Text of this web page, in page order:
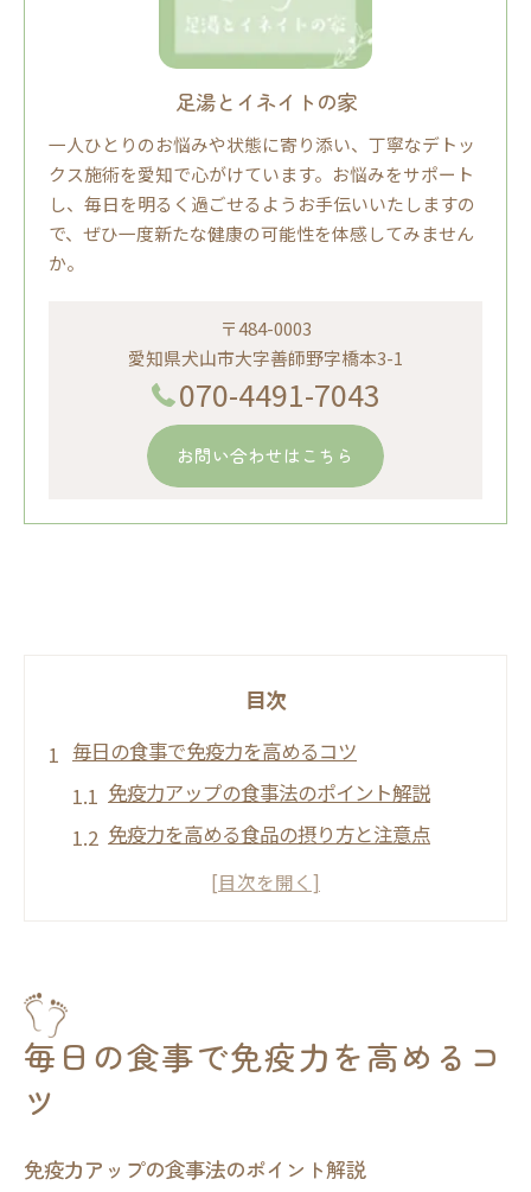
足湯とイネイトの家
一人ひとりのお悩みや状態に寄り添い、丁寧なデトッ
クス施術を愛知で心がけています。お悩みをサポート
し、毎日を明るく過ごせるようお手伝いいたしますの
で、ぜひ一度新たな健康の可能性を体感してみません
か。
〒484-0003
愛知県犬山市大字善師野字橋本3-1
070-4491-7043
お問い合わせはこちら
目次
毎日の食事で免疫力を高めるコツ
免疫力アップの食事法のポイント解説
免疫力を高める食品の摂り方と注意点
季節ごとの免疫力強化に役立つ食品選び
免疫力を高める食材の特徴と見分け方
免疫力強化に有効な食品選びの基準とは
免疫力を意識した食品ローテーション術
毎日の食事で免疫力を高めるコ
ツ
免疫力アップの食事法のポイント解説